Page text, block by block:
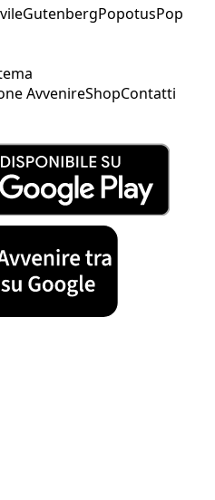
GutenbergPopotusPop
AvvenireShopContatti